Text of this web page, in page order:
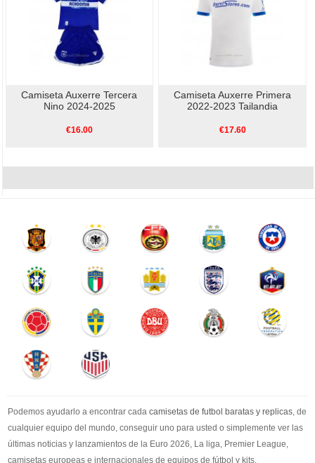
Camiseta Auxerre Tercera
Nino 2024-2025
€16.00
Camiseta Auxerre Primera
2022-2023 Tailandia
€17.60
Podemos ayudarlo a encontrar cada camisetas de futbol baratas y replicas, de
cualquier equipo del mundo, conseguir uno para usted o simplemente ver las
últimas noticias y lanzamientos de la Euro 2026, La liga, Premier League,
camisetas europeas e internacionales de equipos de fútbol y kits.